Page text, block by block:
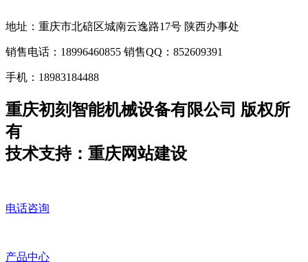
地址：重庆市北碚区城南云逸路17号 陕西办事处
销售电话：18996460855 销售QQ：852609391
手机：18983184488
重庆初刻智能机械设备有限公司 版权所
有
技术支持：重庆网站建设
电话咨询
产品中心